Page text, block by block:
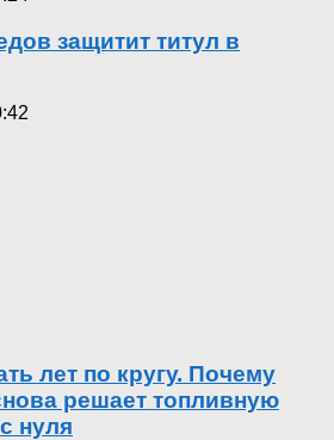
защитит титул в
лет по кругу. Почему
решает топливную
нуля